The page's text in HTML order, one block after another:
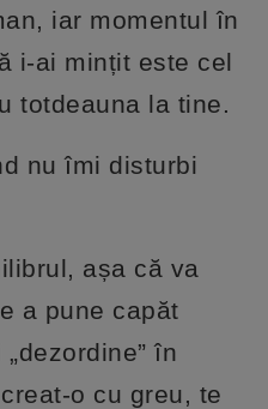
iar momentul în
i-ai mințit este cel
totdeauna la tine.
nu îmi disturbi
așa că va
a pune capăt
în
o cu greu, te